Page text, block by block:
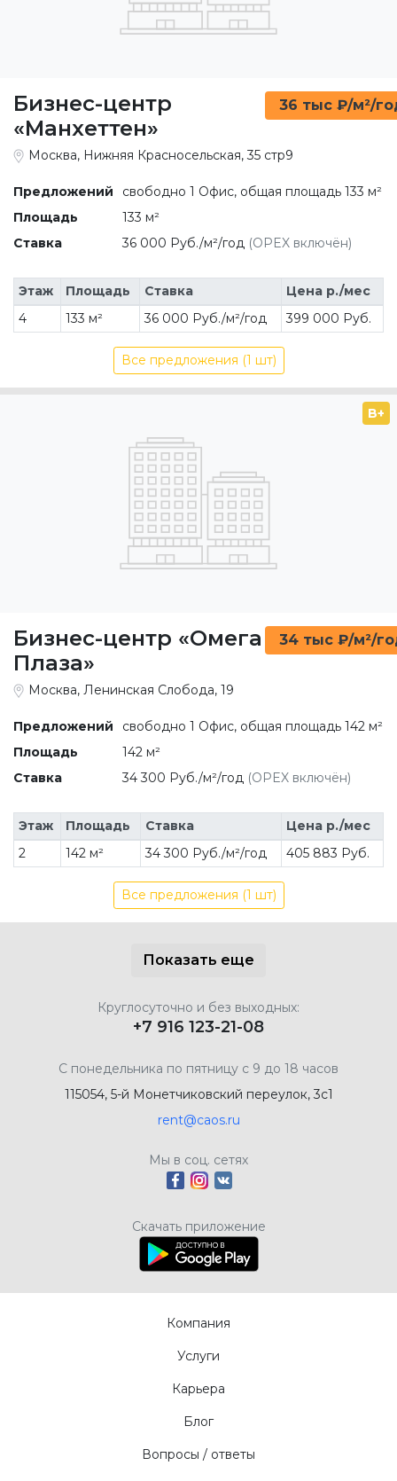
Бизнес-центр
«Манхеттен»
36 тыс ₽/м²/
Москва, Нижняя Красносельская, 35 стр9
Предложений
свободно 1 Офис, общая площадь 133 м²
Площадь
133 м²
Ставка
36 000 Руб./м²/год (OPEX включён)
Этаж Площадь Ставка
Цена р./мес
4
133 м² 36 000 Руб./м²/год 399 000 Руб.
Все предложения (1 шт)
B+
Бизнес-центр «Омега
Плаза»
34 тыс ₽/м²/
Москва, Ленинская Слобода, 19
Предложений
свободно 1 Офис, общая площадь 142 м²
Площадь
142 м²
Ставка
34 300 Руб./м²/год (OPEX включён)
Этаж Площадь Ставка
Цена р./мес
2
142 м² 34 300 Руб./м²/год 405 883 Руб.
Все предложения (1 шт)
Показать еще
Круглосуточно и без выходных:
+7 916 123-21-08
С понедельника по пятницу с 9 до 18 часов
115054, 5-й Монетчиковский переулок, 3с1
rent@caos.ru
Мы в соц. сетях
Скачать приложение
Компания
Услуги
Карьера
Блог
Вопросы / ответы